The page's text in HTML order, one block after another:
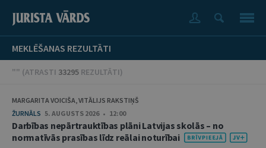
MEKLĒŠANAS REZULTĀTI
"" (ATRASTI 33295 REZULTĀTI)
MARGARITA VOICIŠA, VITĀLIJS RAKSTIŅŠ
ŽURNĀLS 5. AUGUSTS 2026 • 12:00
Darbības nepārtrauktības plāni Latvijas skolās – no
normatīvās prasības līdz reālai noturībai